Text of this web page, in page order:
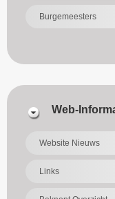
Burgemeesters
Web-
Website Nieuws
Links